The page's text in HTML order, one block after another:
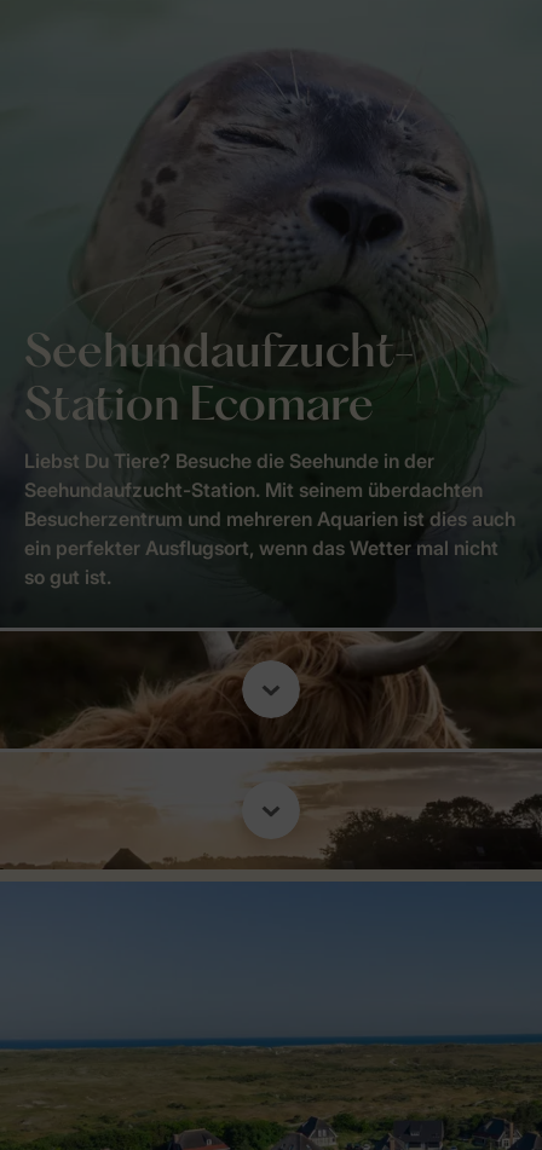
Seehundaufzucht-
Station Ecomare
Liebst Du Tiere? Besuche die Seehunde in der
Seehundaufzucht-Station. Mit seinem überdachten
Besucherzentrum und mehreren Aquarien ist dies auch
ein perfekter Ausflugsort, wenn das Wetter mal nicht
so gut ist.